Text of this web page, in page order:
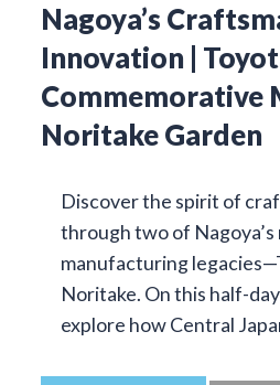
Nagoya’s
Innovation |
Commemorative
Noritake Garden
Discover the spirit of
through two of Nagoya’s
manufacturing
Noritake. On this half-
explore how Central